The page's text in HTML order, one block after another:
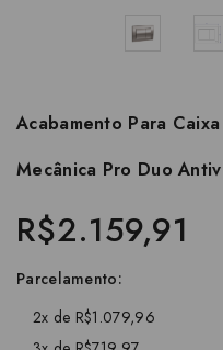
Acabamento Para
Mecânica Pro Duo
R$2.159,91
Parcelamento:
2x de R$1.079,96